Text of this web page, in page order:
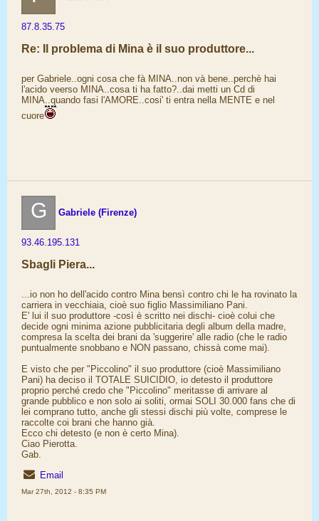
87.8.35.75
Re: Il problema di Mina è il suo produttore...
per Gabriele..ogni cosa che fà MINA..non và bene..perchè hai
l'acido veerso MINA..cosa ti ha fatto?..dai metti un Cd di
MINA..quando fasi l'AMORE..cosi' ti entra nella MENTE e nel
cuore
G Gabriele (Firenze)
93.46.195.131
Sbagli Piera...
...io non ho dell'acido contro Mina bensì contro chi le ha rovinato la
carriera in vecchiaia, cioè suo figlio Massimiliano Pani.
E' lui il suo produttore -così è scritto nei dischi- cioè colui che
decide ogni minima azione pubblicitaria degli album della madre,
compresa la scelta dei brani da 'suggerire' alle radio (che le radio
puntualmente snobbano e NON passano, chissà come mai).
E visto che per "Piccolino" il suo produttore (cioè Massimiliano
Pani) ha deciso il TOTALE SUICIDIO, io detesto il produttore
proprio perché credo che "Piccolino" meritasse di arrivare al
grande pubblico e non solo ai soliti, ormai SOLI 30.000 fans che di
lei comprano tutto, anche gli stessi dischi più volte, comprese le
raccolte coi brani che hanno già.
Ecco chi detesto (e non è certo Mina).
Ciao Pierotta.
Gab.
Email
Mar 27th, 2012 - 8:35 PM